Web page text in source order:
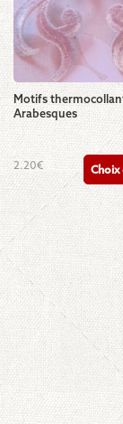
Motifs
Arabesques
2.20€ Choix
Ce
produit
plusieurs
variations.
Les
options
peuvent
être
choisies
sur
page
du
produit